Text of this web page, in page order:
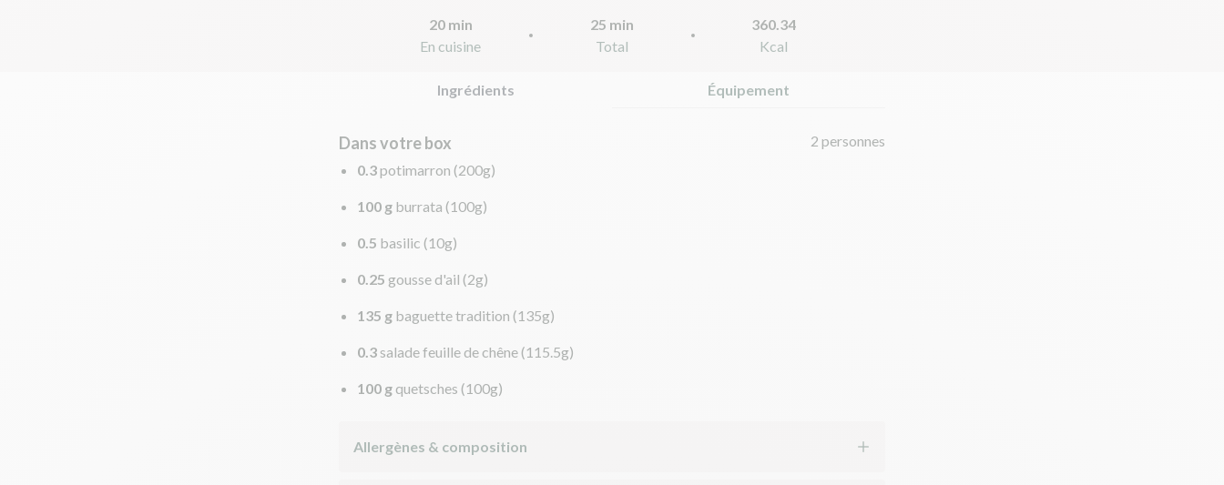
20 min
En cuisine
25 min
Total
360.34
Kcal
Ingrédients Équipement
Dans votre box
2 personnes
0.3potimarron (200g)
100 g burrata (100g)
0.5 basilic (10g)
0.25 gousse d'ail (2g)
135 g baguette tradition (135g)
0.3 salade feuille de chêne (115.5g)
100 g quetsches (100g)
Allergènes & composition